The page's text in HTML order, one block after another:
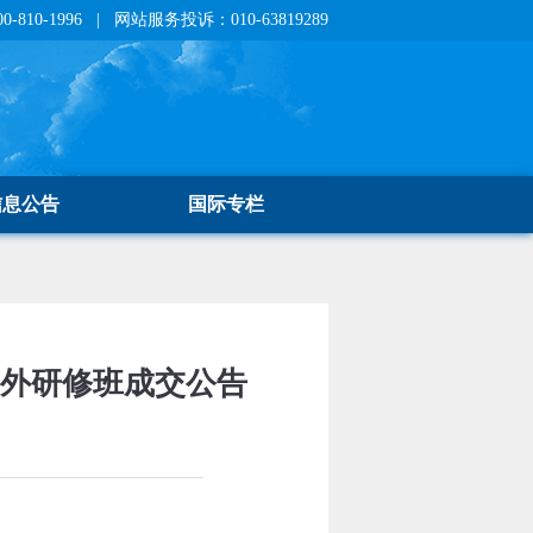
810-1996 | 网站服务投诉：010-63819289
公告 国际专栏
研修班成交公告